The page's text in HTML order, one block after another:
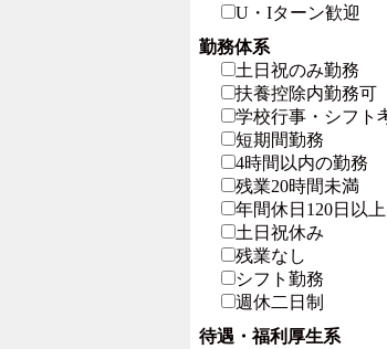
U・Iターン歓迎
勤務体系
土日祝のみ勤務
扶養控除内勤務可
学校行事・シフト
短期間勤務
4時間以内の勤務
残業20時間未満
年間休日120日以上
土日祝休み
残業なし
シフト勤務
週休二日制
待遇・福利厚生系